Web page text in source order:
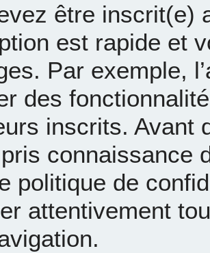
être inscrit(e)
est rapide et
Par exemple,
des
inscrits. Avant
pris connaissance
politique de
attentivement